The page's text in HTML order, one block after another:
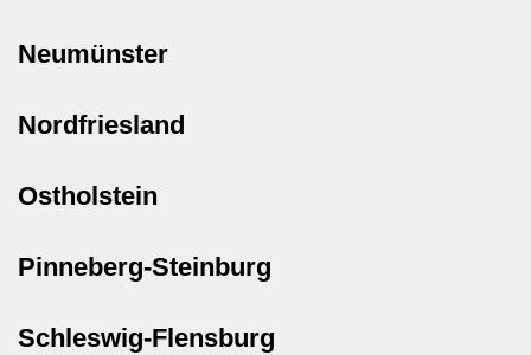
Neumünster
Nordfriesland
Ostholstein
Pinneberg-Steinburg
Schleswig-Flensburg